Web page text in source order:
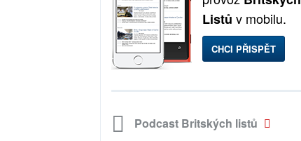
Listů v mobilu.
CHCI PŘISPĚT
Podcast Britských listů